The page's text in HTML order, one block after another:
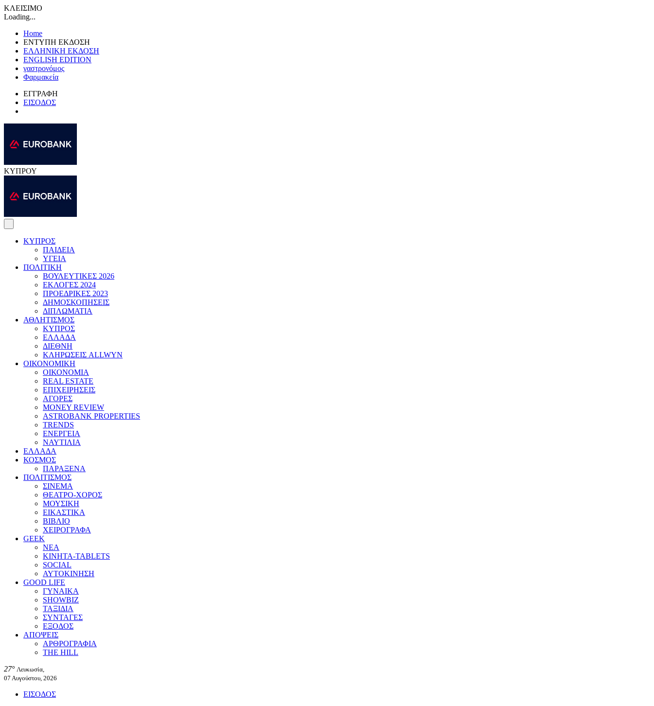
ΚΛΕΙΣΙΜΟ
Loading...
Home
ΕΝΤΥΠΗ ΕΚΔΟΣΗ
ΕΛΛΗΝΙΚΗ ΕΚΔΟΣΗ
ENGLISH EDITION
γαστρονόμος
Φαρμακεία
ΕΓΓΡΑΦΗ
ΕΙΣΟΔΟΣ
ΚΥΠΡΟΥ
ΚΥΠΡΟΣ
ΠΑΙΔΕΙΑ
ΥΓΕΙΑ
ΠΟΛΙΤΙΚΗ
ΒΟΥΛΕΥΤΙΚΕΣ 2026
ΕΚΛΟΓΕΣ 2024
ΠΡΟΕΔΡΙΚΕΣ 2023
ΔΗΜΟΣΚΟΠΗΣΕΙΣ
ΔΙΠΛΩΜΑΤΙΑ
ΑΘΛΗΤΙΣΜΟΣ
ΚΥΠΡΟΣ
ΕΛΛΑΔΑ
ΔΙΕΘΝΗ
ΚΛΗΡΩΣΕΙΣ ALLWYN
ΟΙΚΟΝΟΜΙΚΗ
ΟΙΚΟΝΟΜΙΑ
REAL ESTATE
ΕΠΙΧΕΙΡΗΣΕΙΣ
ΑΓΟΡΕΣ
MONEY REVIEW
ASTROBANK PROPERTIES
TRENDS
ΕΝΕΡΓΕΙΑ
ΝΑΥΤΙΛΙΑ
ΕΛΛΑΔΑ
ΚΟΣΜΟΣ
ΠΑΡΑΞΕΝΑ
ΠΟΛΙΤΙΣΜΟΣ
ΣΙΝΕΜΑ
ΘΕΑΤΡΟ-ΧΟΡΟΣ
ΜΟΥΣΙΚΗ
ΕΙΚΑΣΤΙΚΑ
ΒΙΒΛΙΟ
ΧΕΙΡΟΓΡΑΦΑ
GEEK
ΝΕΑ
ΚΙΝΗΤΑ-TABLETS
SOCIAL
ΑΥΤΟΚΙΝΗΣΗ
GOOD LIFE
ΓΥΝΑΙΚΑ
SHOWBIZ
ΤΑΞΙΔΙΑ
ΣΥΝΤΑΓΕΣ
ΕΞΟΔΟΣ
ΑΠΟΨΕΙΣ
ΑΡΘΡΟΓΡΑΦΙΑ
THE HILL
27° Λευκωσία,
07 Αυγούστου, 2026
ΕΙΣΟΔΟΣ